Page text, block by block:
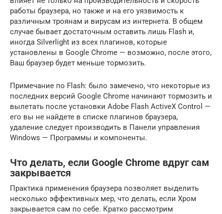
работы браузера, но также и на его уязвимость к
различным троянам и вирусам из интернета. В общем
случае бывает достаточным оставить лишь Flash и,
иногда Silverlight из всех плагинов, которые
установлены в Google Chrome — возможно, после этого,
Ваш браузер будет меньше тормозить.
Примечание по Flash: было замечено, что некоторые из
последних версий Google Chrome начинают тормозить и
вылетать после установки Adobe Flash ActiveX Control —
его вы не найдете в списке плагинов браузера,
удаление следует производить в Панели управления
Windows — Программы и компоненты.
Что делать, если Google Chrome вдруг сам
закрывается
Практика применения браузера позволяет выделить
несколько эффективных мер, что делать, если Хром
закрывается сам по себе. Кратко рассмотрим